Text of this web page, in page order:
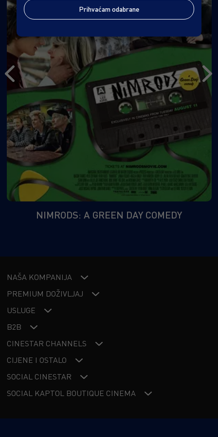
NIMRODS: A GREEN DAY COMEDY
NAŠA KOMPANIJA
PREMIUM DOŽIVLJAJ
USLUGE
B2B
CINESTAR CHANNELS
CIJENE I OSTALO
SOCIAL CINESTAR
SOCIAL KAPTOL BOUTIQUE CINEMA
Prihvaćam odabrane